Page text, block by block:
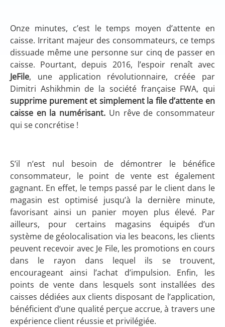
Onze minutes, c’est le temps moyen d’attente en
caisse. Irritant majeur des consommateurs, ce temps
dissuade même une personne sur cinq de passer en
caisse. Pourtant, depuis 2016, l’espoir renaît avec
JeFile, une application révolutionnaire, créée par
Dimitri Ashikhmin de la société française FWA, qui
supprime purement et simplement la file d’attente en
caisse en la numérisant. Un rêve de consommateur
qui se concrétise !
S’il n’est nul besoin de démontrer le bénéfice
consommateur, le point de vente est également
gagnant. En effet, le temps passé par le client dans le
magasin est optimisé jusqu’à la dernière minute,
favorisant ainsi un panier moyen plus élevé. Par
ailleurs, pour certains magasins équipés d’un
système de géolocalisation via les beacons, les clients
peuvent recevoir avec Je File, les promotions en cours
dans le rayon dans lequel ils se trouvent,
encourageant ainsi l’achat d’impulsion. Enfin, les
points de vente dans lesquels sont installées des
caisses dédiées aux clients disposant de l’application,
bénéficient d’une qualité perçue accrue, à travers une
expérience client réussie et privilégiée.